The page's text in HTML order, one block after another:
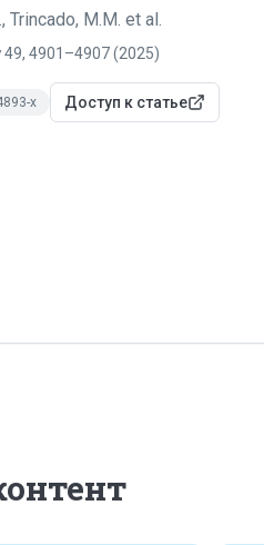
Trincado, M.M. et al.
49, 4901–4907(2025)
x Доступ к статье